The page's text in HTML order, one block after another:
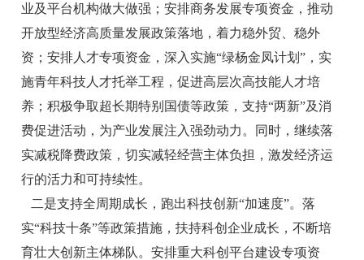
业及平台机构做大做强；安排商务发展专项资金，推动
开放型经济高质量发展政策落地，着力稳外贸、稳外
资；安排人才专项资金，深入实施“绿杨金凤计划”，实
施青年科技人才托举工程，促进高层次高技能人才培
养；积极争取超长期特别国债等政策 ，支持“两新”及消
费促进活动，为产业发展注入强劲动力。同时，继续落
实减税降费政策，切实减轻经营主体负担，激发经济运
行的活力和可持续性。
二是支持全周期成长，跑出科技创新“加速度”。落
实“科技十条”等政策措施，扶持科创企业成长，不断培
育壮大创新主体梯队。安排重大科创平台建设专项资